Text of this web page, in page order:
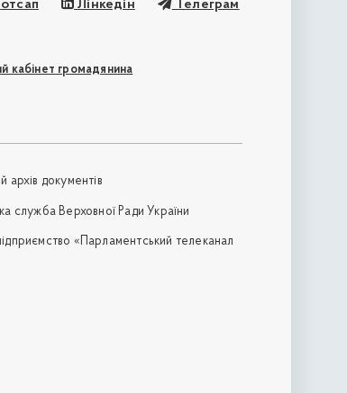
Лінкедін Телеграм
кабінет громадянина
архів документів
служба Верховної Ради України
«Парламентський телеканал